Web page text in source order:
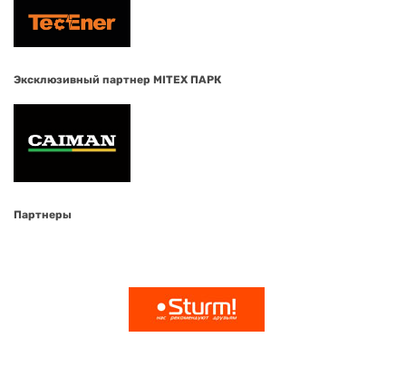
Эксклюзивный партнер MITEX ПАРК
Партнеры